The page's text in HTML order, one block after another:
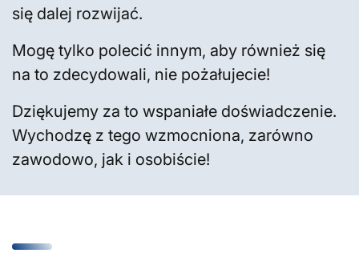
się dalej rozwijać.
Mogę tylko polecić innym, aby również się
na to zdecydowali, nie pożałujecie!
Dziękujemy za to wspaniałe doświadczenie.
Wychodzę z tego wzmocniona, zarówno
zawodowo, jak i osobiście!